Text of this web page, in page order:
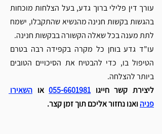
לתת מענה בכל שאלה הקשורה בבקשות חנינה.
ביותר להצלחה.
ליצירת קשר חייגו 055-6601981 או
פניהואנו נחזור אליכם תוך זמן קצר.